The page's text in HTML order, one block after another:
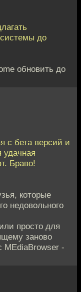
до
обновить до
с бета версий и
удачная
Браво!
которые
недовольного
просто для
заново
MEdiaBrowser -